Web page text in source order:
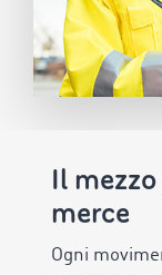
Il
merce
Ogni